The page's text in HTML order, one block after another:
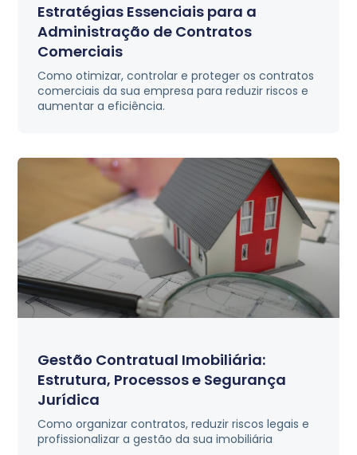
Estratégias Essenciais para a
Administração de Contratos
Comerciais
Como otimizar, controlar e proteger os contratos
comerciais da sua empresa para reduzir riscos e
aumentar a eficiência.
Gestão Contratual Imobiliária:
Estrutura, Processos e Segurança
Jurídica
Como organizar contratos, reduzir riscos legais e
profissionalizar a gestão da sua imobiliária